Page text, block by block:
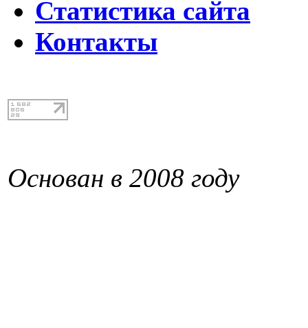
Статистика сайта
Контакты
Основан в 2008 году